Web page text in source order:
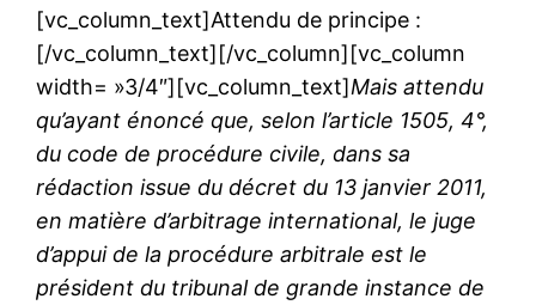
[vc_column_text]Attendu de principe :
[/vc_column_text][/vc_column][vc_column
width= »3/4″][vc_column_text]Mais attendu
qu’ayant énoncé que, selon l’article 1505, 4°,
du code de procédure civile, dans sa
rédaction issue du décret du 13 janvier 2011,
en matière d’arbitrage international, le juge
d’appui de la procédure arbitrale est le
président du tribunal de grande instance de